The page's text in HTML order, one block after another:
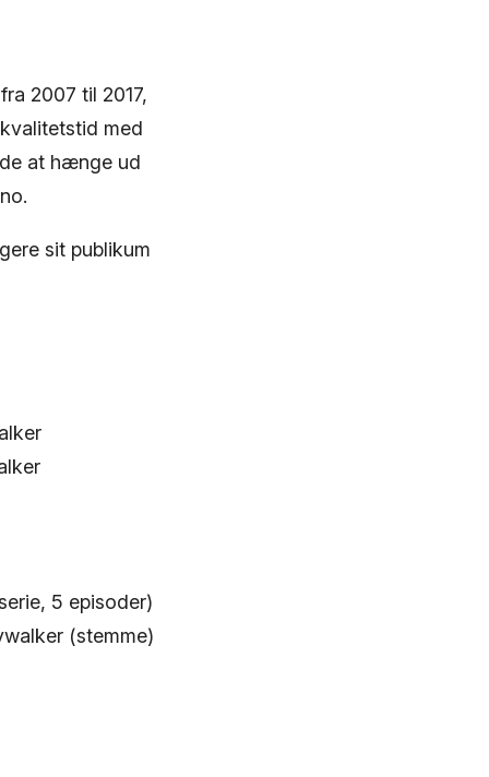
2007 til 2017,
med
at hænge ud
sit publikum
5 episoder)
(stemme)